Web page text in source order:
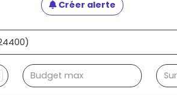
Créer alerte